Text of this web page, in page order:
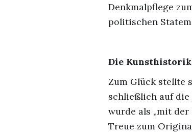
Denkmalpflege
politischen
Die
Zum Glück stellte
schließlich auf die
wurde als „mit
Treue zum